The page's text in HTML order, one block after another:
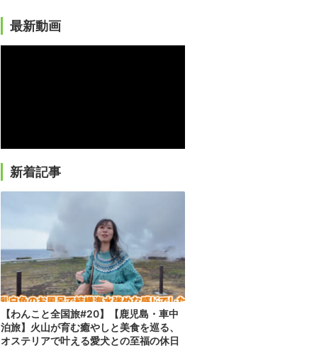
最新動画
新着記事
【わんこと全国旅#20】【鹿児島・車中
泊旅】火山が育む癒やしと美食を巡る、
オステリアで叶える愛犬との至福の休日